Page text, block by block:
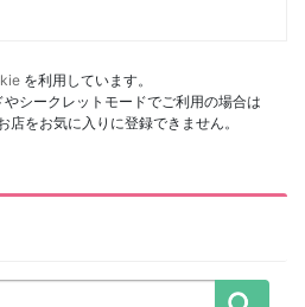
を利用しています。
シークレットモードでご利用の場合は
をお気に入りに登録できません。